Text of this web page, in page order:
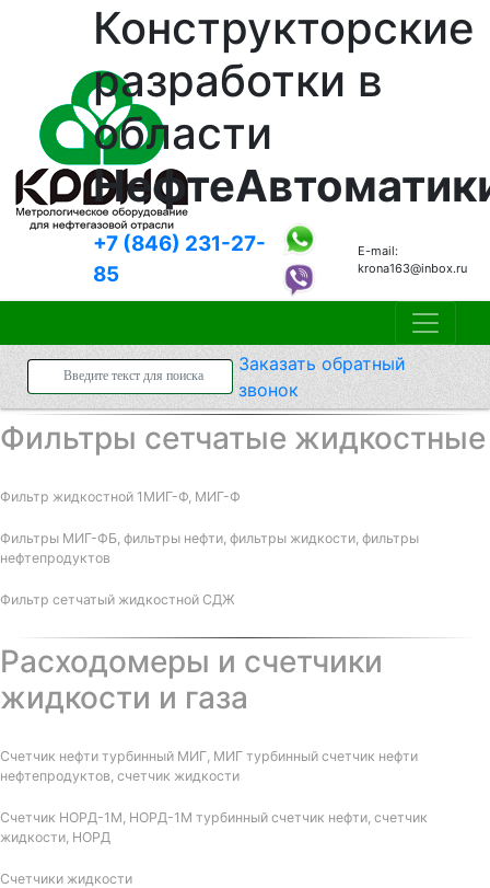
Конструкторские
разработки в
области
+7 (846) 231-27-
85
E-mail:
krona163@inbox.ru
Заказатьобратный
звонок
Фильтры сетчатые жидкостные
Фильтр жидкостной 1МИГ-Ф, МИГ-Ф
Фильтры МИГ-ФБ, фильтры нефти, фильтры жидкости, фильтры
нефтепродуктов
Фильтр сетчатый жидкостной СДЖ
Расходомеры и счетчики
жидкости и газа
Счетчик нефти турбинный МИГ, МИГ турбинный счетчик нефти
нефтепродуктов, счетчик жидкости
Счетчик НОРД-1М, НОРД-1М турбинный счетчик нефти, счетчик
жидкости, НОРД
Счетчики жидкости